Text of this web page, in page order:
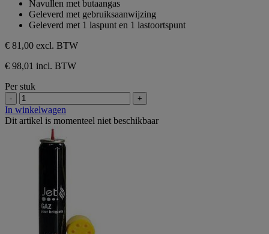
sterren.
Navullen met butaangas
Geleverd met gebruiksaanwijzing
Geleverd met 1 laspunt en 1 lastoortspunt
€ 81,00 excl. BTW
€ 98,01 incl. BTW
Per stuk
- +
In winkelwagen
Dit artikel is momenteel niet beschikbaar